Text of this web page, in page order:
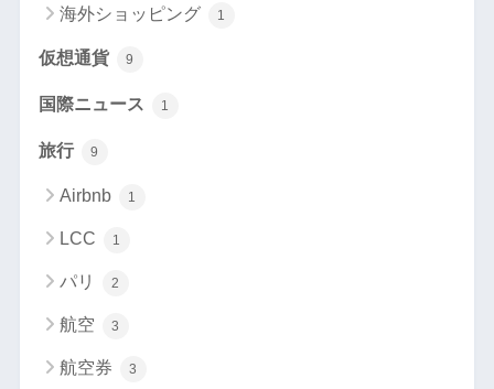
海外ショッピング 1
仮想通貨 9
国際ニュース 1
旅行 9
Airbnb 1
LCC 1
パリ 2
航空 3
航空券 3